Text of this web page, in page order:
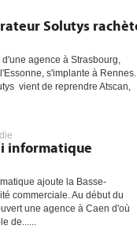
Solutys
agence à Strasbourg,
s'implante à Rennes.
vient de reprendre Atscan,
informatique
ajoute la Basse-
commerciale. Au début du
une agence à Caen d'où
de......